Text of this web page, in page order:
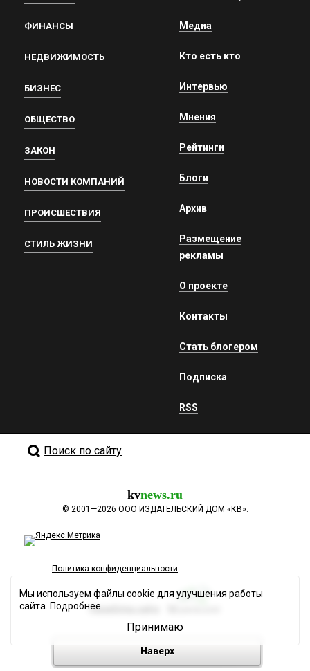
ФИНАНСЫ
НЕДВИЖИМОСТЬ
БИЗНЕС
ОБЩЕСТВО
ЗАКОН
НОВОСТИ КОМПАНИЙ
ПРОИСШЕСТВИЯ
СТИЛЬ ЖИЗНИ
Медиа
Кто есть кто
Интервью
Мнения
Рейтинги
Блоги
Архив
Размещение
рекламы
О проекте
Контакты
Стать блогером
Подписка
RSS
Поиск по сайту
kvnews.ru
© 2001—2026 ООО ИЗДАТЕЛЬСКИЙ ДОМ «КВ».
Политика конфиденциальности
Разработка сайта
Наверх
Мы используем файлы cookie для улучшения работы
сайта. Подробнее
Принимаю